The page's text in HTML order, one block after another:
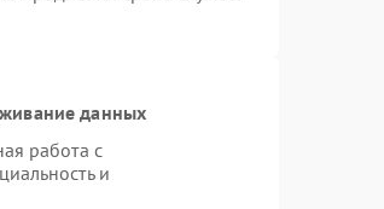
данных
работа с
и